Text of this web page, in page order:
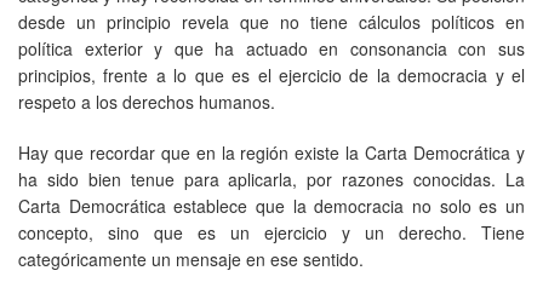
desde un principio revela que no tiene cálculos políticos en
política exterior y que ha actuado en consonancia con sus
principios, frente a lo que es el ejercicio de la democracia y el
respeto a los derechos humanos.
Hay que recordar que en la región existe la Carta Democrática y
ha sido bien tenue para aplicarla, por razones conocidas. La
Carta Democrática establece que la democracia no solo es un
concepto, sino que es un ejercicio y un derecho. Tiene
categóricamente un mensaje en ese sentido.